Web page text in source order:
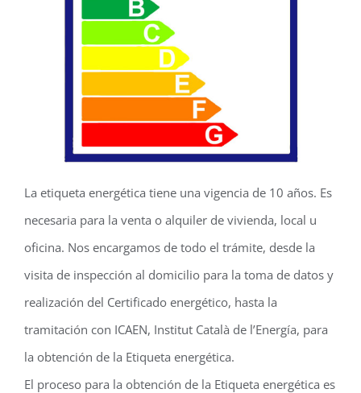
La etiqueta energética tiene una vigencia de 10 años. Es
necesaria para la venta o alquiler de vivienda, local u
oficina. Nos encargamos de todo el trámite, desde la
visita de inspección al domicilio para la toma de datos y
realización del Certificado energético, hasta la
tramitación con ICAEN, Institut Català de l’Energía, para
la obtención de la Etiqueta energética.
El proceso para la obtención de la Etiqueta energética es